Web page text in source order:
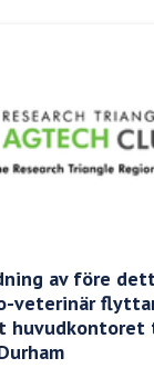
av före
veterinär